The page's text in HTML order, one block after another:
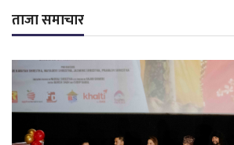
ताजा समाचार